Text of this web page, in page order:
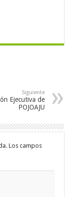
Siguiente
Ejecutiva de
POJOAJU
Los campos